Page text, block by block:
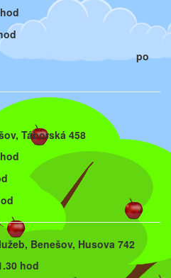
Táborská 458
Benešov, Husova 742
hod